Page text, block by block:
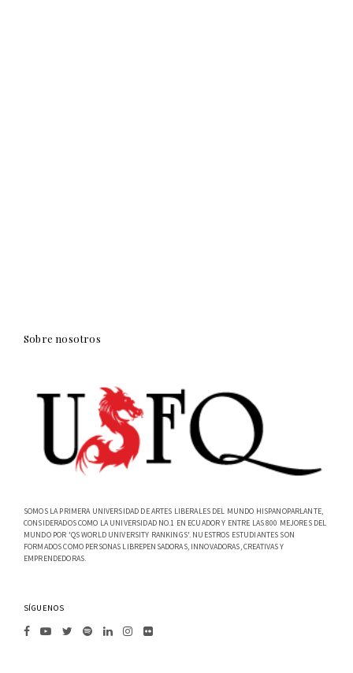
Sobre nosotros
SOMOS LA PRIMERA UNIVERSIDAD DE ARTES LIBERALES DEL MUNDO HISPANOPARLANTE,
CONSIDERADOS COMO LA UNIVERSIDAD NO.1 EN ECUADOR Y ENTRE LAS 800 MEJORES DEL
MUNDO POR 'QS WORLD UNIVERSITY RANKINGS'. NUESTROS ESTUDIANTES SON
FORMADOS COMO PERSONAS LIBREPENSADORAS, INNOVADORAS, CREATIVAS Y
EMPRENDEDORAS.
SÍGUENOS